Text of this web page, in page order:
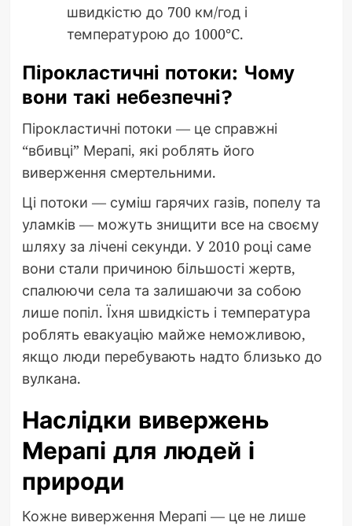
швидкістю до 700 км/год і
температурою до 1000°C.
Пірокластичні потоки: Чому
вони такі небезпечні?
Пірокластичні потоки — це справжні
“вбивці” Мерапі, які роблять його
виверження смертельними.
Ці потоки — суміш гарячих газів, попелу та
уламків — можуть знищити все на своєму
шляху за лічені секунди. У 2010 році саме
вони стали причиною більшості жертв,
спалюючи села та залишаючи за собою
лише попіл. Їхня швидкість і температура
роблять евакуацію майже неможливою,
якщо люди перебувають надто близько до
вулкана.
Наслідки вивержень
Мерапі для людей і
природи
Кожне виверження Мерапі — це не лише